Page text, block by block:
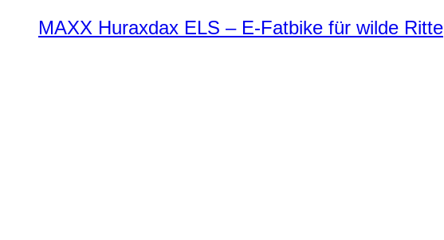
MAXX Huraxdax ELS – E-Fatbike für wilde Ritte